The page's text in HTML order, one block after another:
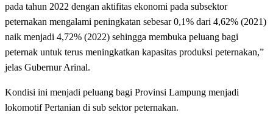
pada tahun 2022 dengan aktifitas ekonomi pada subsektor
peternakan mengalami peningkatan sebesar 0,1% dari 4,62% (2021)
naik menjadi 4,72% (2022) sehingga membuka peluang bagi
peternak untuk terus meningkatkan kapasitas produksi peternakan,”
jelas Gubernur Arinal.
Kondisi ini menjadi peluang bagi Provinsi Lampung menjadi
lokomotif Pertanian di sub sektor peternakan.